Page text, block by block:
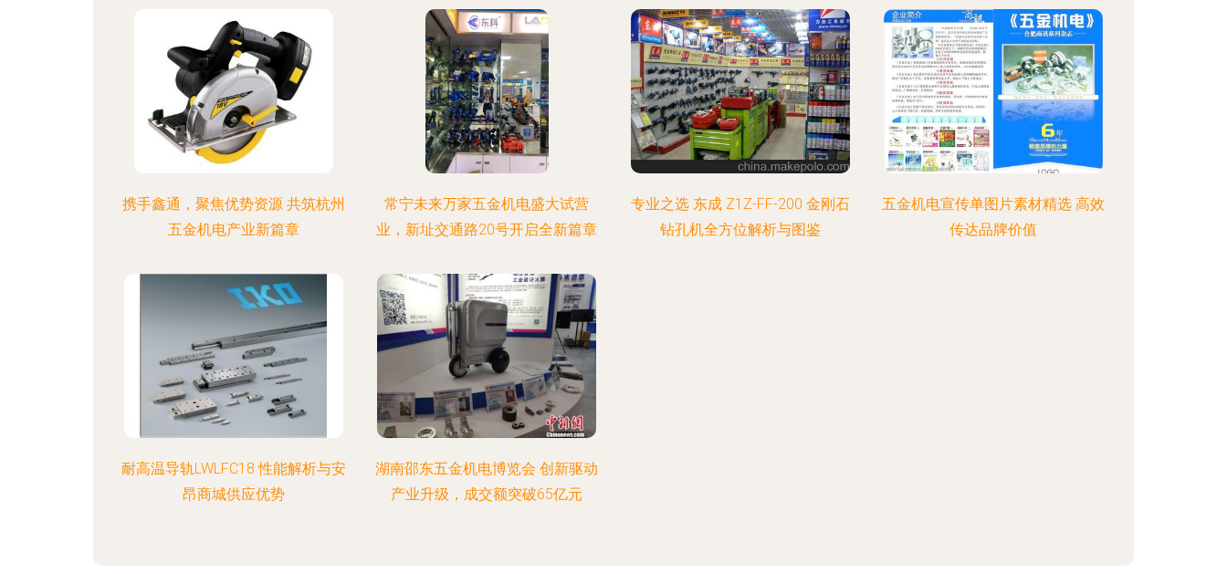
携手鑫通，聚焦优势资源 共筑杭州
五金机电产业新篇章
常宁未来万家五金机电盛大试营
业，新址交通路20号开启全新篇章
专业之选 东成 Z1Z-FF-200 金刚石
钻孔机全方位解析与图鉴
五金机电宣传单图片素材精选 高效
传达品牌价值
耐高温导轨LWLFC18 性能解析与安
昂商城供应优势
湖南邵东五金机电博览会 创新驱动
产业升级，成交额突破65亿元